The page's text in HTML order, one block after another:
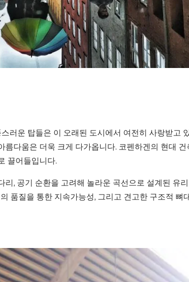
러운 탑들은 이 오래된 도시에서 여전히 사랑받
름다움은 더욱 크게 다가옵니다. 코펜하겐의 현대
끌어들입니다.
리, 공기 순환을 고려해 놀라운 곡선으로 설계된
품질을 통한 지속가능성, 그리고 견고한 구조적